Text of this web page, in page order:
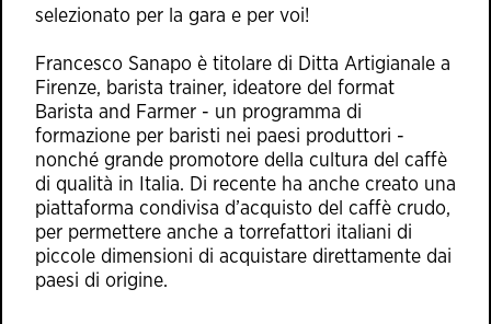
selezionato per la gara e per voi!
Francesco Sanapo è titolare di Ditta Artigianale a
Firenze, barista trainer, ideatore del format
Barista and Farmer - un programma di
formazione per baristi nei paesi produttori -
nonché grande promotore della cultura del caffè
di qualità in Italia. Di recente ha anche creato una
piattaforma condivisa d’acquisto del caffè crudo,
per permettere anche a torrefattori italiani di
piccole dimensioni di acquistare direttamente dai
paesi di origine.